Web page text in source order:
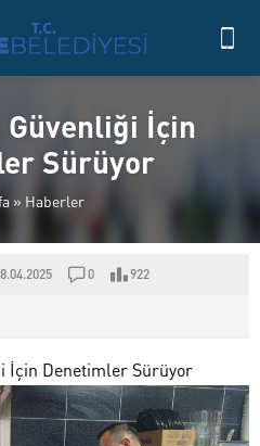
Güvenliği İçin
Sürüyor
» Haberler
0 922
İçin Denetimler Sürüyor